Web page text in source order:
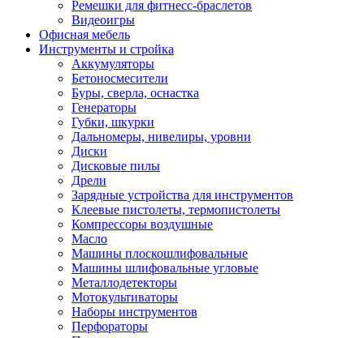
Ремешки для фитнесс-браслетов
Видеоигры
Офисная мебель
Инструменты и стройка
Аккумуляторы
Бетоносмесители
Буры, сверла, оснастка
Генераторы
Губки, шкурки
Дальномеры, нивелиры, уровни
Диски
Дисковые пилы
Дрели
Зарядные устройства для инструментов
Клеевые пистолеты, термопистолеты
Компрессоры воздушные
Масло
Машины плоскошлифовальные
Машины шлифовальные угловые
Металлодетекторы
Мотокультиваторы
Наборы инструментов
Перфораторы